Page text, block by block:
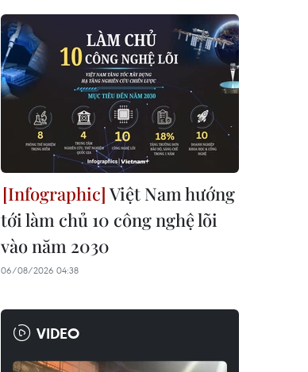
Việt Nam hướng
tới làm chủ 10 công nghệ lõi
vào năm 2030
06/08/2026 04:38
VIDEO